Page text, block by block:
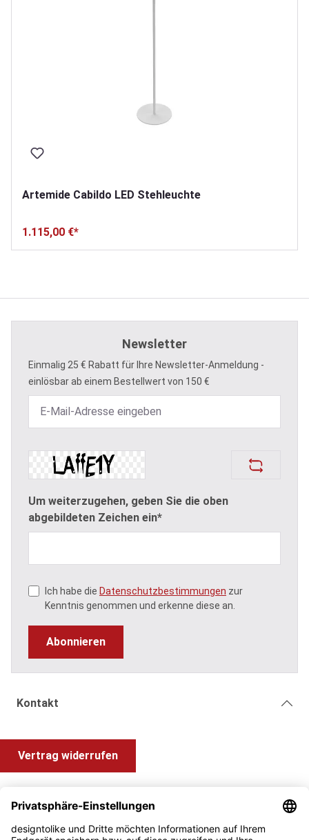
Artemide Cabildo LED Stehleuchte
1.115,00 €*
Newsletter
Einmalig 25 € Rabatt für Ihre Newsletter-Anmeldung -
einlösbar ab einem Bestellwert von 150 €
Um weiterzugehen, geben Sie die oben
abgebildeten Zeichen ein*
Ich habe die Datenschutzbestimmungen zur
Kenntnis genommen und erkenne diese an.
Abonnieren
Kontakt
Vertrag widerrufen
Information und Impressum